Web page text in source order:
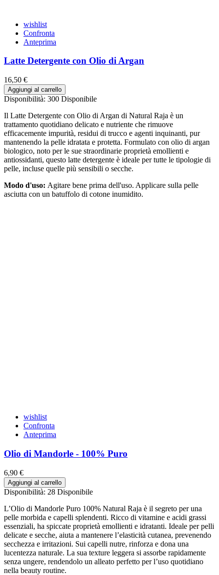
wishlist
Confronta
Anteprima
Latte Detergente con Olio di Argan
16,50 €
Aggiungi al carrello
Disponibilità: 300 Disponibile
Il Latte Detergente con Olio di Argan di Natural Raja è un
trattamento quotidiano delicato e nutriente che rimuove
efficacemente impurità, residui di trucco e agenti inquinanti, pur
mantenendo la pelle idratata e protetta. Formulato con olio di argan
biologico, noto per le sue straordinarie proprietà emollienti e
antiossidanti, questo latte detergente è ideale per tutte le tipologie di
pelle, incluse quelle più sensibili o secche.
Modo d'uso: Agitare bene prima dell'uso. Applicare sulla pelle
asciutta con un batuffolo di cotone inumidito.
wishlist
Confronta
Anteprima
Olio di Mandorle - 100% Puro
6,90 €
Aggiungi al carrello
Disponibilità: 28 Disponibile
L’Olio di Mandorle Puro 100% Natural Raja è il segreto per una
pelle morbida e capelli splendenti. Ricco di vitamine e acidi grassi
essenziali, ha spiccate proprietà emollienti e idratanti. Ideale per pelli
delicate e secche, aiuta a mantenere l’elasticità cutanea, prevenendo
secchezza e irritazioni. Sui capelli nutre, rinforza e dona una
lucentezza naturale. La sua texture leggera si assorbe rapidamente
senza ungere, rendendolo un alleato perfetto per l’uso quotidiano
nella beauty routine.